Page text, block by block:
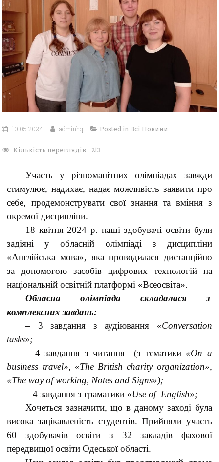
10.05.2024 adminhq Posted in Всі Новини
Кількість переглядів: 213
Участь у різноманітних олімпіадах завжди
стимулює, надихає, надає можливість заявити про
себе, продемонструвати свої знання та вміння з
окремої дисципліни.
18 квітня 2024 р. наші здобувачі освіти були
задіяні у обласній олімпіаді з дисципліни
«Англійська мова», яка проводилася дистанційно
за допомогою засобів цифрових технологій на
національній освітній платформі «Всеосвіта».
Обласна олімпіада складалася з
комплексних завдань:
– 3 завдання з аудіювання «Conversation
tasks»;
– 4 завдання з читання (з тематики «On a
business travel», «The British charity organization»,
«The way of working, Notes and Signs»);
– 4 завдання з граматики «Use of English»;
Хочеться зазначити, що в даному заході була
висока зацікавленість студентів. Прийняли участь
60 здобувачів освіти з 32 закладів фахової
передвищої освіти Одеської області.